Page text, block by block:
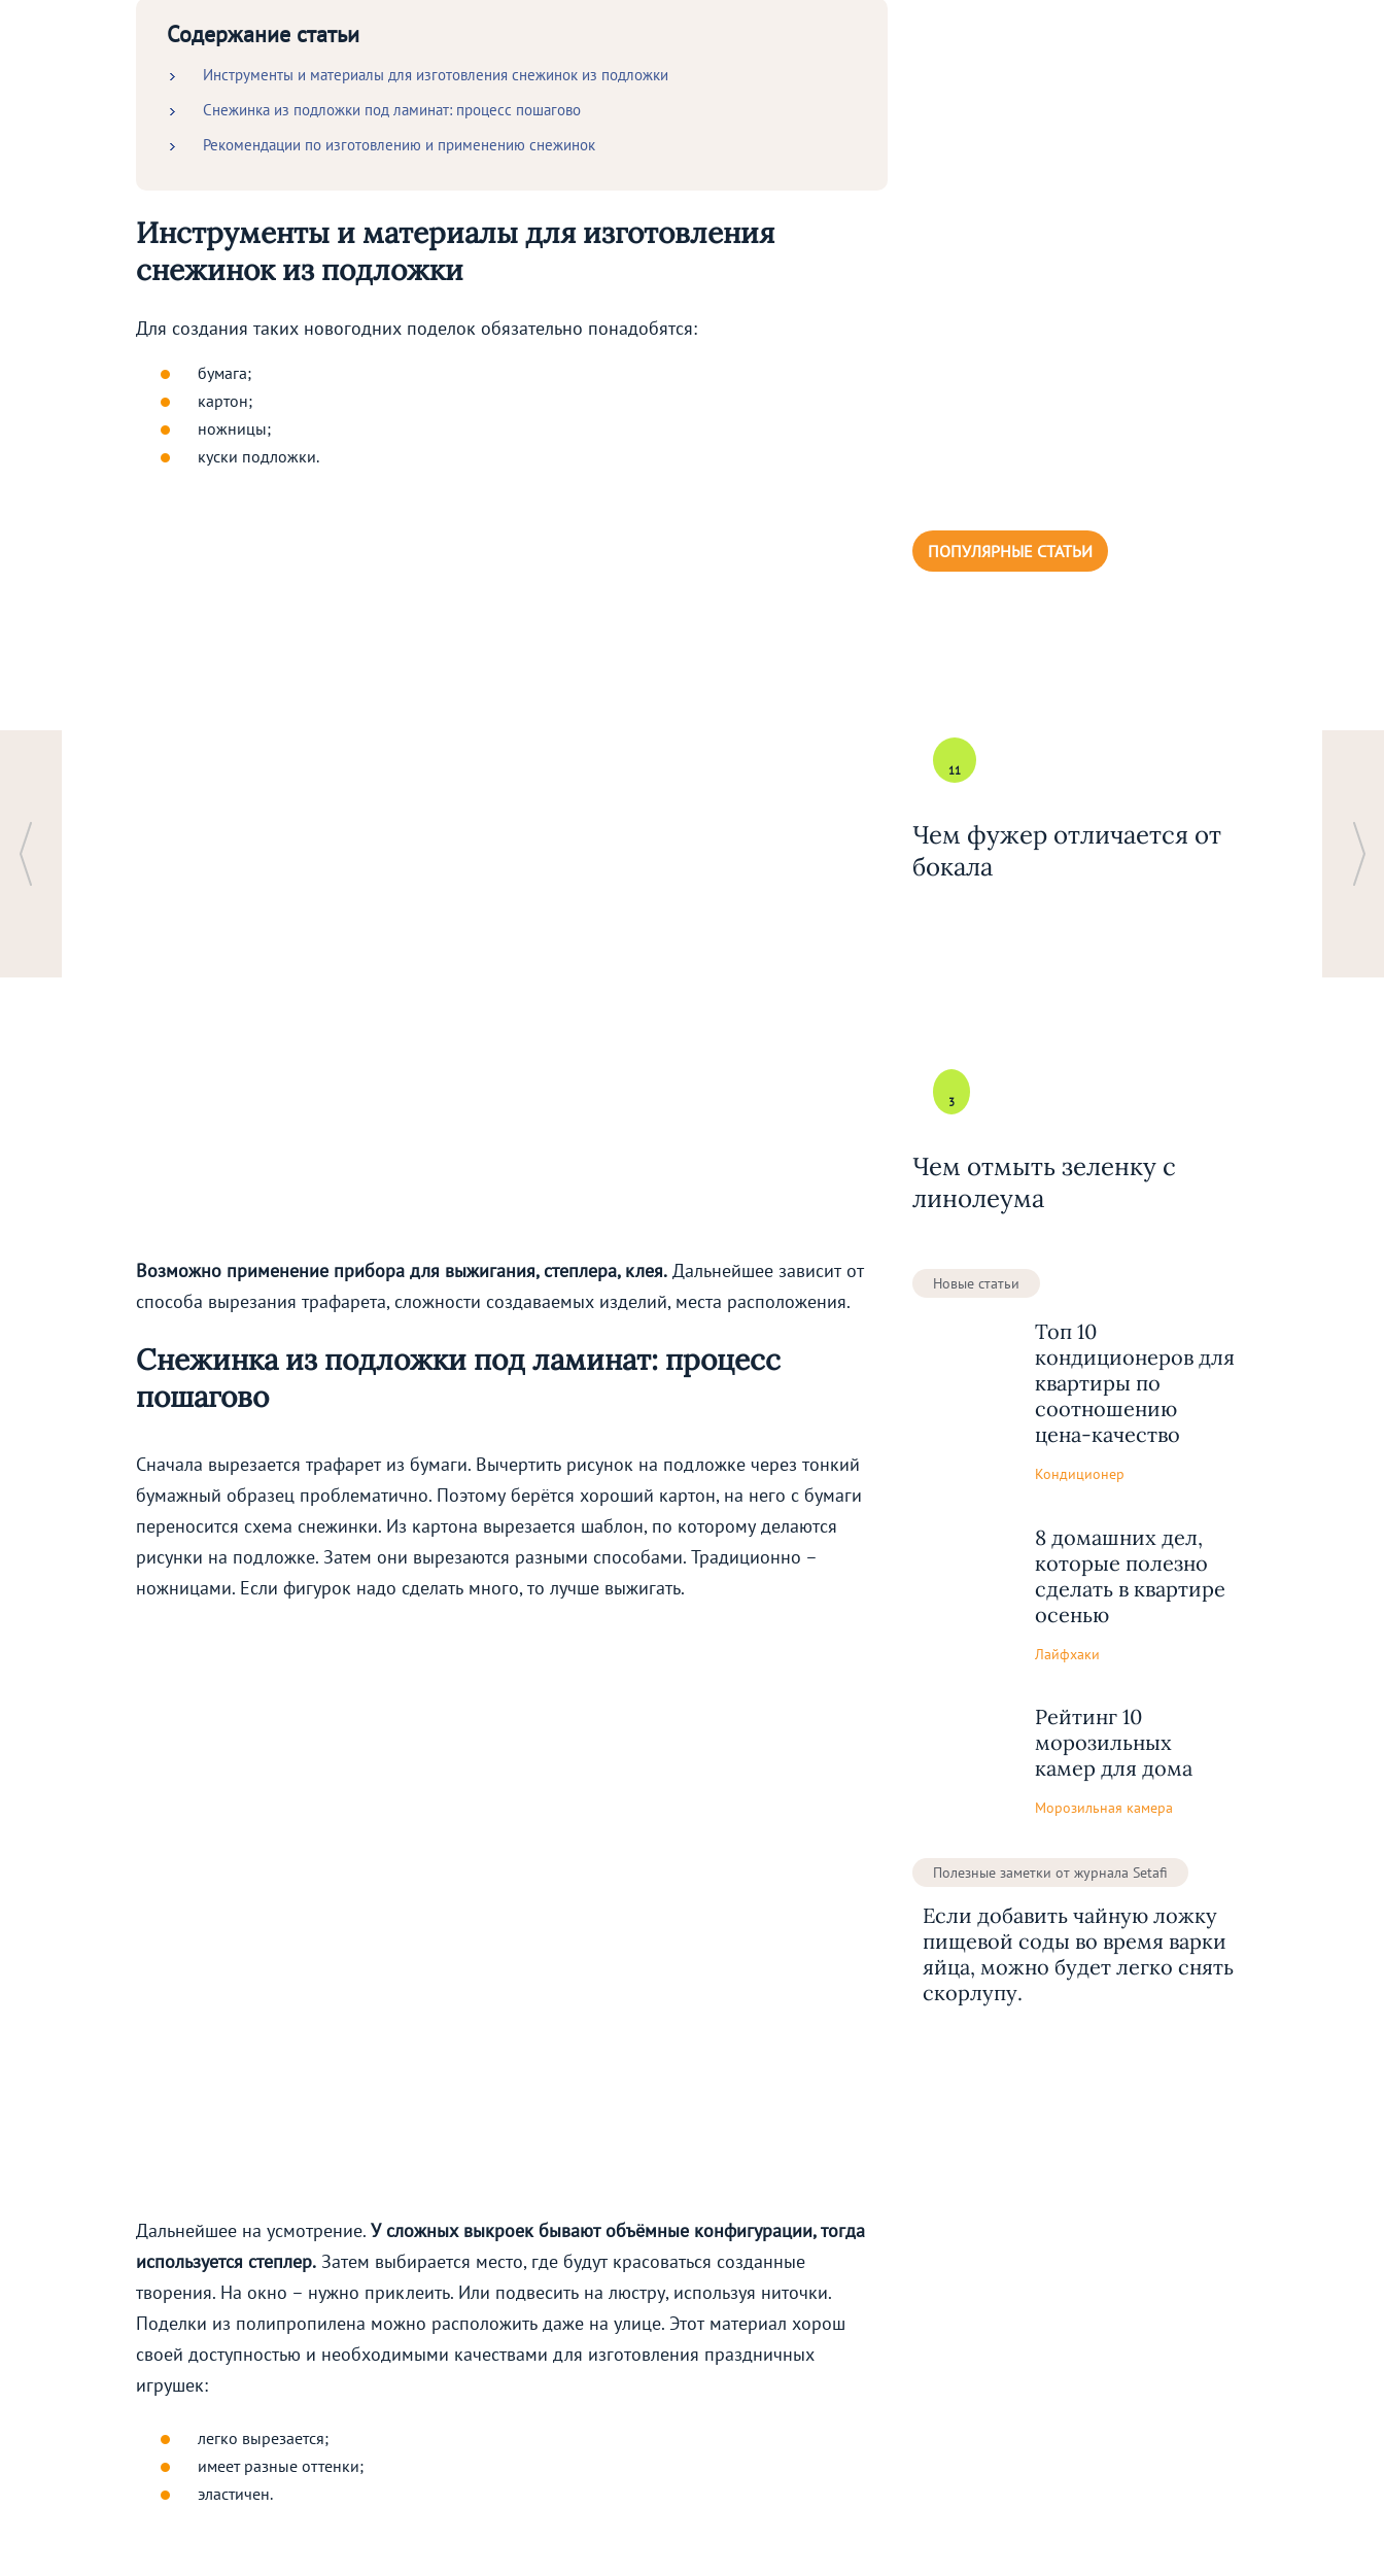
Содержание статьи
Инструменты и материалы для изготовления снежинок из подложки
Снежинка из подложки под ламинат: процесс пошагово
Рекомендации по изготовлению и применению снежинок
Инструменты и материалы для изготовления
снежинок из подложки
Для создания таких новогодних поделок обязательно понадобятся:
бумага;
картон;
ножницы;
куски подложки.
Возможно применение прибора для выжигания, степлера, клея. Дальнейшее зависит от
способа вырезания трафарета, сложности создаваемых изделий, места расположения.
Снежинка из подложки под ламинат: процесс
пошагово
Сначала вырезается трафарет из бумаги. Вычертить рисунок на подложке через тонкий
бумажный образец проблематично. Поэтому берётся хороший картон, на него с бумаги
переносится схема снежинки. Из картона вырезается шаблон, по которому делаются
рисунки на подложке. Затем они вырезаются разными способами. Традиционно –
ножницами. Если фигурок надо сделать много, то лучше выжигать.
Дальнейшее на усмотрение. У сложных выкроек бывают объёмные конфигурации, тогда
используется степлер. Затем выбирается место, где будут красоваться созданные
творения. На окно – нужно приклеить. Или подвесить на люстру, используя ниточки.
Поделки из полипропилена можно расположить даже на улице. Этот материал хорош
своей доступностью и необходимыми качествами для изготовления праздничных
игрушек:
легко вырезается;
имеет разные оттенки;
эластичен.
ПОПУЛЯРНЫЕ СТАТЬИ
11
Чем фужер отличается от
бокала
3
Чем отмыть зеленку с
линолеума
Новые статьи
Топ 10
кондиционеров для
квартиры по
соотношению
цена-качество
Кондиционер
8 домашних дел,
которые полезно
сделать в квартире
осенью
Лайфхаки
Рейтинг 10
морозильных
камер для дома
Морозильная камера
Полезные заметки от журнала Setafi